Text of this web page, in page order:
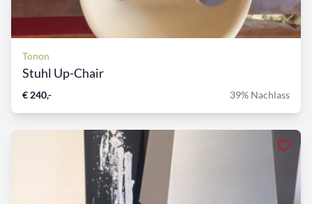
Tonon
Stuhl Up-Chair
€ 240,- 39% Nachlass